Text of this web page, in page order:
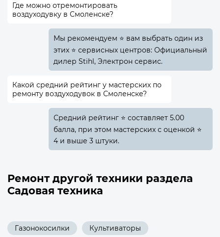
Где можно отремонтировать
воздуходувку в Смоленске?
Мы рекомендуем ⭐ вам выбрать один из
этих ⭐ сервисных центров: Официальный
дилер Stihl, Электрон сервис.
Какой средний рейтинг у мастерских по
ремонту воздуходувок в Смоленске?
Средний рейтинг ⭐ составляет 5.00
балла, при этом мастерских с оценкой ⭐
4 и выше 3 штуки.
Ремонт другой техники раздела
Садовая техника
Газонокосилки Культиваторы